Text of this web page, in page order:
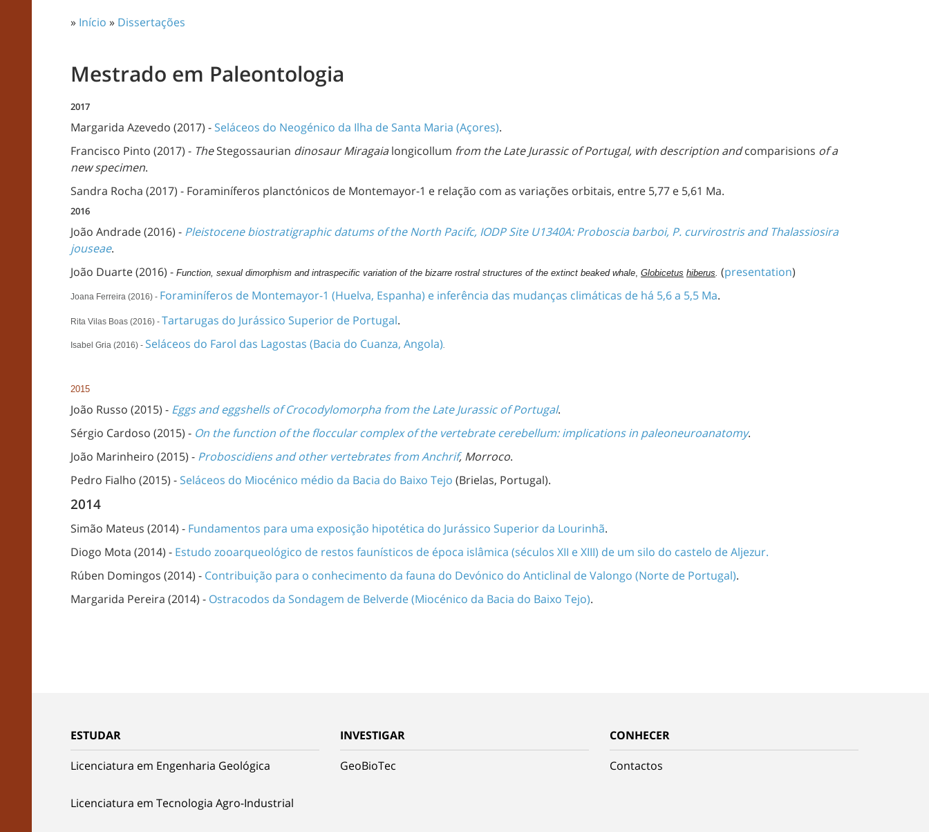
» Início » Dissertações
Mestrado em Paleontologia
2017
Margarida Azevedo (2017) - Seláceos do Neogénico da Ilha de Santa Maria (Açores).
Francisco Pinto (2017) - TheStegossaurian dinosaur Miragaialongicollum from the Late Jurassic of Portugal, with description andcomparisions of a
new specimen.
Sandra Rocha (2017) - Foraminíferos planctónicos de Montemayor-1 e relação com as variações orbitais, entre 5,77 e 5,61 Ma.
2016
João Andrade (2016) - Pleistocene biostratigraphic datums of the North Pacifc, IODP Site U1340A: Proboscia barboi, P. curvirostris and Thalassiosira
jouseae.
João Duarte (2016) - Function, sexual dimorphism and intraspecific variation of the bizarre rostral structures of the extinct beaked whale, Globicetus hiberus. (presentation)
Joana Ferreira (2016) - Foraminíferos de Montemayor-1 (Huelva, Espanha) e inferência das mudanças climáticas de há 5,6 a 5,5 Ma.
Rita Vilas Boas (2016) - Tartarugas do Jurássico Superior de Portugal.
Isabel Gria (2016) - Seláceos do Farol das Lagostas (Bacia do Cuanza, Angola).
2015
João Russo (2015) - Eggs and eggshells of Crocodylomorpha from the Late Jurassic of Portugal.
Sérgio Cardoso (2015) - On the function of the floccular complex of the vertebrate cerebellum: implications in paleoneuroanatomy.
João Marinheiro (2015) - Proboscidiens and other vertebrates from Anchrif, Morroco.
Pedro Fialho (2015) - Seláceos do Miocénico médio da Bacia do Baixo Tejo (Brielas, Portugal).
2014
Simão Mateus (2014) - Fundamentos para uma exposição hipotética do Jurássico Superior da Lourinhã.
Diogo Mota (2014) - Estudo zooarqueológico de restos faunísticos de época islâmica (séculos XII e XIII) de um silo do castelo de Aljezur.
Rúben Domingos (2014) - Contribuição para o conhecimento da fauna do Devónico do Anticlinal de Valongo (Norte de Portugal).
Margarida Pereira (2014) - Ostracodos da Sondagem de Belverde (Miocénico da Bacia do Baixo Tejo).
ESTUDAR
Licenciatura em Engenharia Geológica
Licenciatura em Tecnologia Agro-Industrial
INVESTIGAR
GeoBioTec
CONHECER
Contactos